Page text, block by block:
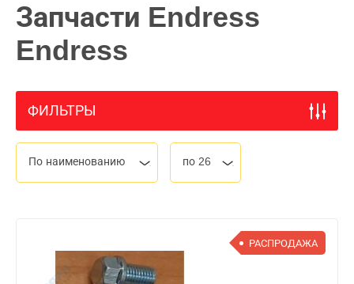
Запчасти Endress
Endress
ФИЛЬТРЫ
По наименованию по 26
РАСПРОДАЖА